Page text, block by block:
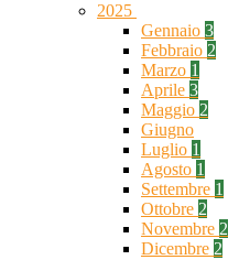
2025
Gennaio 3
Febbraio 2
Marzo 1
Aprile 3
Maggio 2
Giugno
Luglio 1
Agosto 1
Settembre 1
Ottobre 2
Novembre 2
Dicembre 2